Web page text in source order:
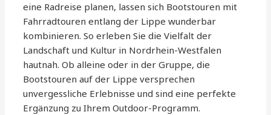
eine Radreise planen, lassen sich Bootstouren mit
Fahrradtouren entlang der Lippe wunderbar
kombinieren. So erleben Sie die Vielfalt der
Landschaft und Kultur in Nordrhein-Westfalen
hautnah. Ob alleine oder in der Gruppe, die
Bootstouren auf der Lippe versprechen
unvergessliche Erlebnisse und sind eine perfekte
Ergänzung zu Ihrem Outdoor-Programm.